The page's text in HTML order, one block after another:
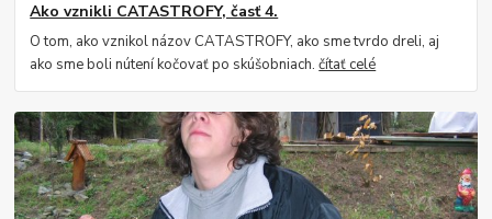
Ako vznikli CATASTROFY, časť 4.
O tom, ako vznikol názov CATASTROFY, ako sme tvrdo dreli, aj
ako sme boli nútení kočovať po skúšobniach.čítať celé